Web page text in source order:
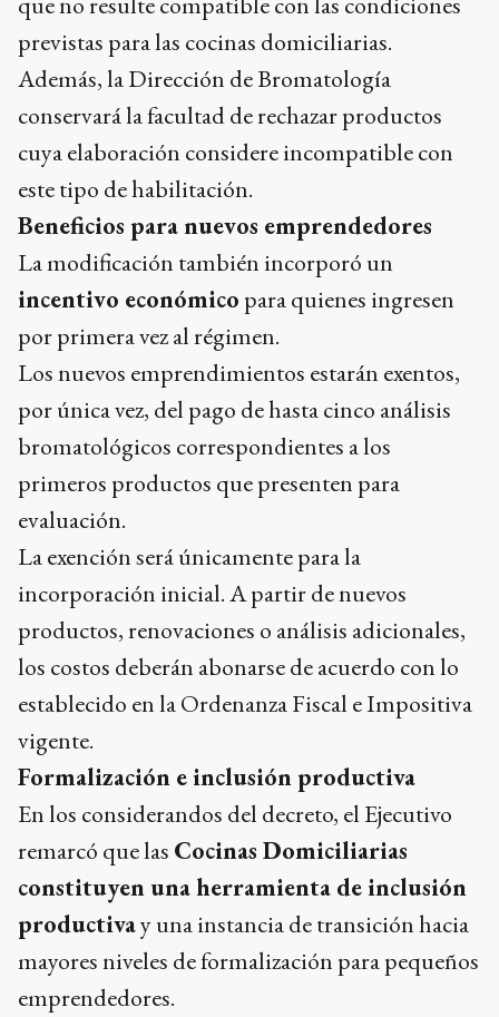
previstas para las cocinas domiciliarias.
Además, la Dirección de Bromatología
conservará la facultad de rechazar productos
cuya elaboración considere incompatible con
este tipo de habilitación.
Beneficios para nuevos emprendedores
La modificación también incorporó un
incentivo económico para quienes ingresen
por primera vez al régimen.
Los nuevos emprendimientos estarán exentos,
por única vez, del pago de hasta cinco análisis
bromatológicos correspondientes a los
primeros productos que presenten para
evaluación.
La exención será únicamente para la
incorporación inicial. A partir de nuevos
productos, renovaciones o análisis adicionales,
los costos deberán abonarse de acuerdo con lo
establecido en la Ordenanza Fiscal e Impositiva
vigente.
Formalización e inclusión productiva
En los considerandos del decreto, el Ejecutivo
remarcó que las Cocinas Domiciliarias
constituyen una herramienta de inclusión
productivay una instancia de transición hacia
mayores niveles de formalización para pequeños
emprendedores.